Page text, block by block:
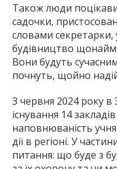
Також люди
садочки,
словами секретарки,
будівництво
Вони будуть
почнуть, щойно
З червня 2024 року в
існування 14
наповнюваність
дії в регіоні. У
питання: що буде з